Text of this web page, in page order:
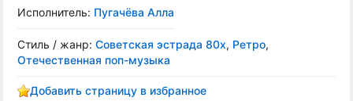
Исполнитель: Пугачёва Алла
Стиль / жанр: Советская эстрада 80х, Ретро,
Отечественная поп-музыка
Добавить страницу в избранное